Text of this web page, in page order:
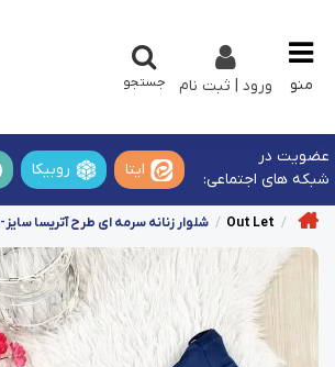
منو ورود | ثبت نام جستجو
عضویت در
شبکه های اجتماعی:
ایتا روبیکا
Out Let شلوار زنانه سرمه ای طرح آتریسا سایز-5-تخفیفی 002